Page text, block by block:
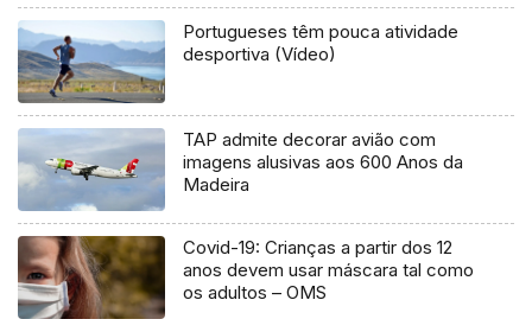
Portugueses têm pouca atividade
desportiva (Vídeo)
TAP admite decorar avião com
imagens alusivas aos 600 Anos da
Madeira
Covid-19: Crianças a partir dos 12
anos devem usar máscara tal como
os adultos – OMS